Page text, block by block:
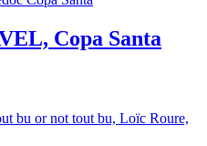
Copa Santa